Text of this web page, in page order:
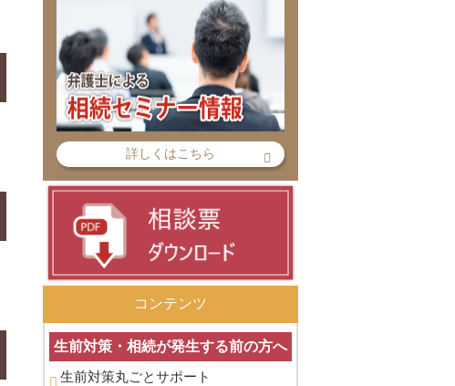
詳しくはこちら
コンテンツ
生前対策・相続が発生する前の方へ
生前対策丸ごとサポート